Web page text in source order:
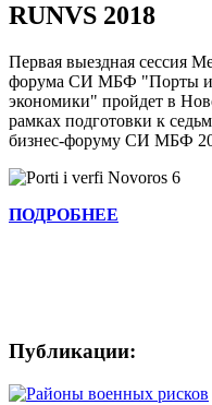
RUNVS 2018
Первая выездная сессия
форума СИ МБФ "Порты и
экономики" пройдет в
рамках подготовки к
бизнес-форуму СИ МБФ
ПОДРОБНЕЕ
Публикации: